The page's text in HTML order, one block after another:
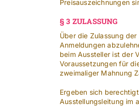
Preisauszeichnungen
§ 3 ZULASSUNG
Über die Zulassung
Anmeldungen
beim Aussteller ist der
Voraussetzungen für
zweimaliger Mahnung
Ergeben sich
Ausstellungsleitung im